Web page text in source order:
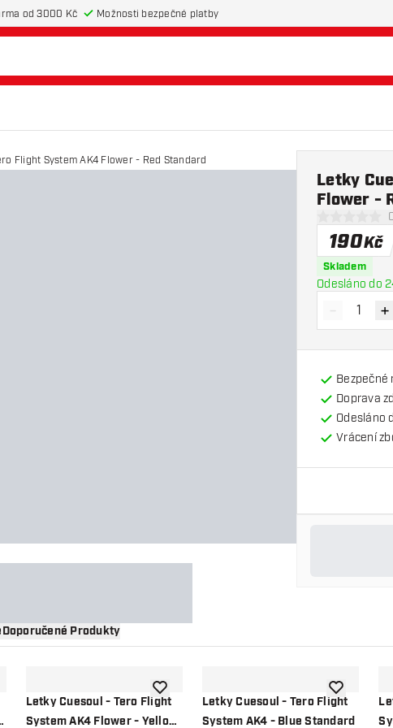
od 3000 Kč Možnosti bezpečné platby
Flight System AK4 Flower - Red Standard
0 hodnoticí
Letky
Flower -
190Kč
Skladem
Odesláno do
Snížit
- +
Bezpečné
Doprava
Odesláno
Vrácení
Doporučené Produkty
do seznamu přání
Letky Cuesoul - Tero Flight
System AK4 Flower - Yellow
Přidat do seznamu přání
Letky Cuesoul - Tero Flight
System AK4 - Blue Standard
Přidat do